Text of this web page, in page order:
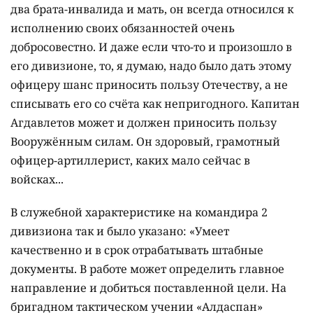
два брата-инвалида и мать, он всегда относился к
исполнению своих обязанностей очень
добросовестно. И даже если что-то и произошло в
его дивизионе, то, я думаю, надо было дать этому
офицеру шанс приносить пользу Отечеству, а не
списывать его со счёта как непригодного. Капитан
Агдавлетов может и должен приносить пользу
Вооружённым силам. Он здоровый, грамотный
офицер-артиллерист, каких мало сейчас в
войсках...
В служебной характеристике на командира 2
дивизиона так и было указано: «Умеет
качественно и в срок отрабатывать штабные
документы. В работе может определить главное
направление и добиться поставленной цели. На
бригадном тактическом учении «Алдаспан»